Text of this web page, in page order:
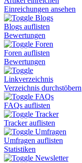
Einreichungen ansehen
Blogs
Blogs auflisten
Bewertungen
Foren
Foren auflisten
Bewertungen
Linkverzeichnis
Verzeichnis durchstöbern
FAQs
FAQs auflisten
Tracker
Tracker auflisten
Umfragen
Umfragen auflisten
Statistiken
Newsletter